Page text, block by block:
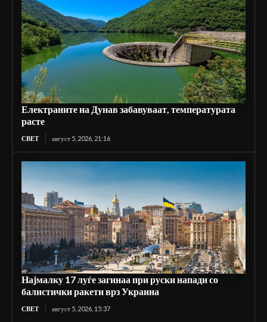
Електраните на Дунав забавуваат, температурата
расте
СВЕТ август 5, 2026, 21:16
Најмалку 17 луѓе загинаа при руски напади со
балистички ракети врз Украина
СВЕТ август 5, 2026, 15:37